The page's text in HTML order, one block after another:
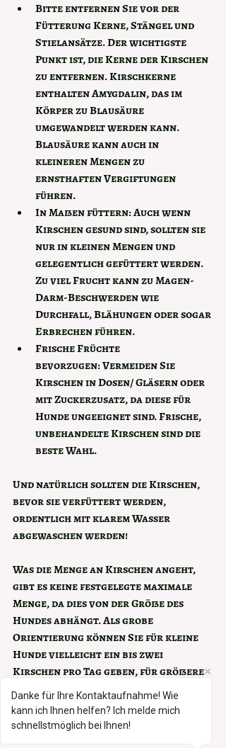
Bitte entfernen Sie vor der
Fütterung Kerne, Stängel und
Stielansätze. Der wichtigste
Punkt ist, die Kerne der Kirschen
zu entfernen. Kirschkerne
enthalten Amygdalin, das im
Körper zu Blausäure
umgewandelt werden kann.
Blausäure kann auch in
kleineren Mengen zu
ernsthaften Vergiftungen
führen.
In Maßen füttern: Auch wenn
Kirschen gesund sind, sollten sie
nur in kleinen Mengen und
gelegentlich gefüttert werden.
Zu viel Frucht kann zu Magen-
Darm-Beschwerden wie
Durchfall, Blähungen oder sogar
Erbrechen führen.
Frische Früchte
bevorzugen: Vermeiden Sie
Kirschen in Dosen/ Gläsern oder
mit Zuckerzusatz, da diese für
Hunde ungeeignet sind. Frische,
unbehandelte Kirschen sind die
beste Wahl.
Und natürlich sollten die Kirschen,
bevor sie verfüttert werden,
ordentlich mit klarem Wasser
abgewaschen werden!
Was die Menge an Kirschen angeht,
gibt es keine festgelegte maximale
Menge, da dies von der Größe des
Hundes abhängt. Als grobe
Orientierung können Sie für kleine
Hunde vielleicht ein bis zwei
Kirschen pro Tag geben, für größere
Hunde entsprechend mehr, aber
niemals mehr als 3-4 Kirschen am Tag!
Danke für Ihre Kontaktaufnahme! Wie
kann ich Ihnen helfen? Ich melde mich
schnellstmöglich bei Ihnen!